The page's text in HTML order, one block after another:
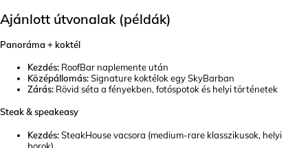
Ajánlott útvonalak (példák)
Panoráma + koktél
Kezdés: RoofBar naplemente után
Középállomás:Signature koktélok egy SkyBarban
Zárás: Rövid séta a fényekben, fotóspotok és helyi történetek
Steak & speakeasy
Kezdés:SteakHouse vacsora (medium-rare klasszikusok, helyi
borok)